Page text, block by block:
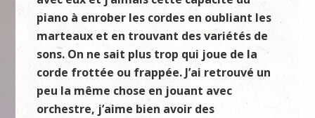
piano à enrober les cordes en oubliant les
marteaux et en trouvant des variétés de
sons. On ne sait plus trop qui joue de la
corde frottée ou frappée. J’ai retrouvé un
peu la même chose en jouant avec
orchestre, j’aime bien avoir des